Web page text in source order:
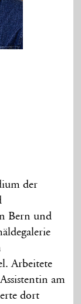
der
Bern und
Arbeitete
am
dort